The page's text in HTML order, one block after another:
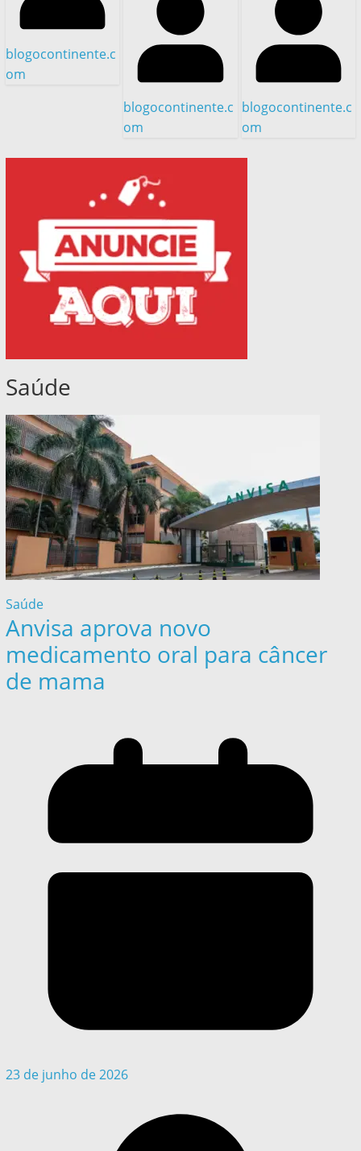
blogocontinente.c
om
blogocontinente.c
om
blogocontinente.c
om
Saúde
Saúde
Anvisa aprova novo
medicamento oral para câncer
de mama
23 de junho de 2026